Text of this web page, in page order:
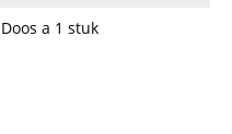
Doos a 1 stuk